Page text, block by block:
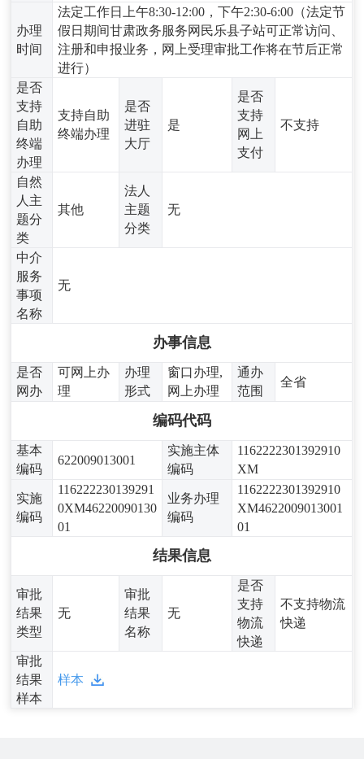
办理
时间
法定工作日上午8:30-12:00，下午2:30-6:00（法定节
假日期间甘肃政务服务网民乐县子站可正常访问、
注册和申报业务，网上受理审批工作将在节后正常
进行）
是否
支持
自助
终端
办理
支持自助
终端办理
是否
进驻
大厅
是
是否
支持
网上
支付
不支持
自然
人主
题分
类
其他
法人
主题
分类
无
中介
服务
事项
名称
无
办事信息
是否
网办
可网上办
理
办理
形式
窗口办理,
网上办理
通办
范围
全省
编码代码
基本
编码
622009013001
实施主体
编码
1162222301392910
XM
实施
编码
116222230139291
0XM46220090130
01
业务办理
编码
1162222301392910
XM4622009013001
01
结果信息
审批
结果
类型
无
审批
结果
名称
无
是否
支持
物流
快递
不支持物流
快递
审批
结果
样本
样本